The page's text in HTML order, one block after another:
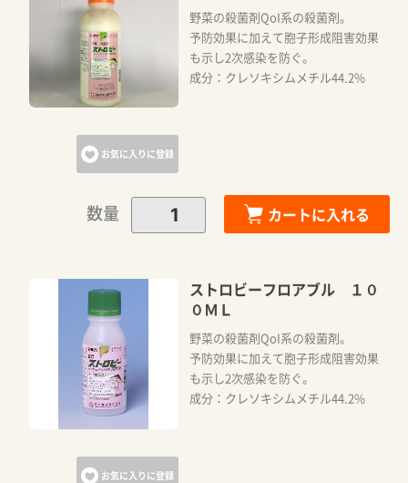
お気に入りに登録
野菜の殺菌剤QoI系の殺菌剤。
予防効果に加えて胞子形成阻害効果
も示し2次感染を防ぐ。
成分：クレソキシムメチル44.2%
数量 カートに入れる
お気に入りに登録
ストロビーフロアブル １０
０ＭＬ
野菜の殺菌剤QoI系の殺菌剤。
予防効果に加えて胞子形成阻害効果
も示し2次感染を防ぐ。
成分：クレソキシムメチル44.2%